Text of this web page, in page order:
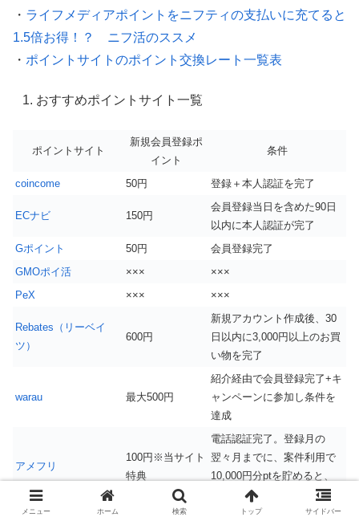
・ ライフメディアポイントをニフティの支払いに充てると
1.5倍お得！？ ニフ活のススメ
・ ポイントサイトのポイント交換レート一覧表
おすすめポイントサイト一覧
ポイントサイト
新規会員登録ポ
イント
条件
coincome 50円 登録＋本人認証を完了
ECナビ 150円
会員登録当日を含めた90日
以内に本人認証が完了
Gポイント
50円
会員登録完了
GMOポイ活
×××
×××
PeX
××× ×××
Rebates（リーベイ
ツ）
600円
新規アカウント作成後、30
日以内に3,000円以上のお買
い物を完了
warau 最大500円
紹介経由で会員登録完了+キ
ャンペーンに参加し条件を
達成
アメフリ
100円※当サイト
特典
電話認証完了。登録月の
翌々月までに、案件利用で
10,000円分ptを貯めると、
5,000円
ゲットマネー
メニュー ホーム 検索 トップ サイドバー